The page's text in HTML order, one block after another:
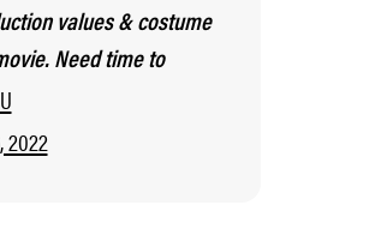
values & costume
Need time to
2022